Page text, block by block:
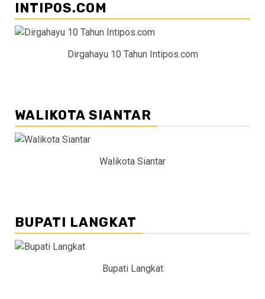
INTIPOS.COM
Dirgahayu 10 Tahun Intipos.com
WALIKOTA SIANTAR
Walikota Siantar
BUPATI LANGKAT
Bupati Langkat